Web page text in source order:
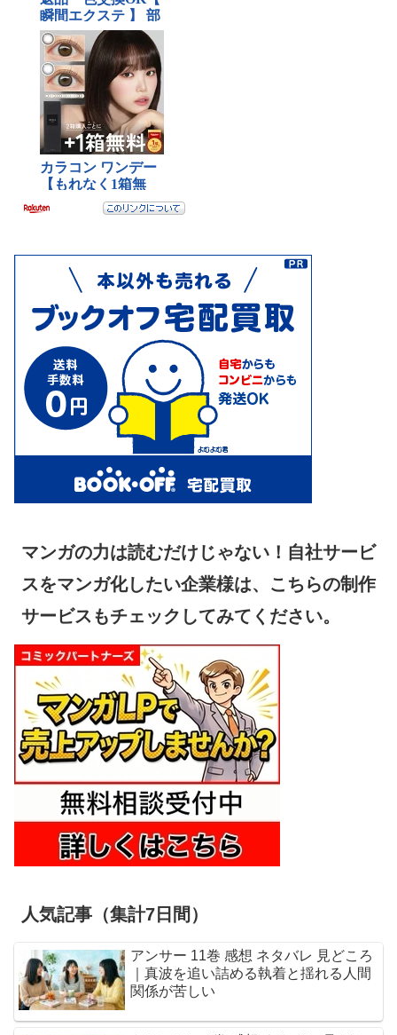
マンガの力は読むだけじゃない！自社サービ
スをマンガ化したい企業様は、こちらの制作
サービスもチェックしてみてください。
人気記事（集計7日間）
アンサー 11巻 感想 ネタバレ 見どころ
｜真波を追い詰める執着と揺れる人間
関係が苦しい